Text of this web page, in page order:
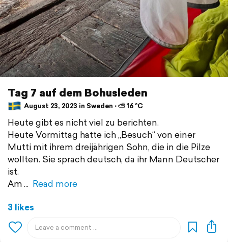
Tag 7 auf dem Bohusleden
August 23, 2023 in Sweden ⋅ ⛅ 16 °C
Heute gibt es nicht viel zu berichten.
Heute Vormittag hatte ich „Besuch“ von einer
Mutti mit ihrem dreijährigen Sohn, die in die Pilze
wollten. Sie sprach deutsch, da ihr Mann Deutscher
ist.
Am
Read more
3 likes